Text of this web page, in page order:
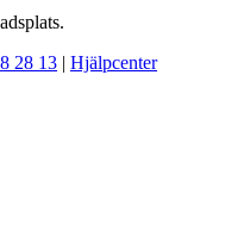
28 13 | Hjälpcenter